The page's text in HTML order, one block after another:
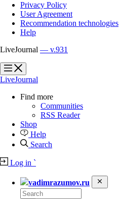
Privacy Policy
User Agreement
Recommendation technologies
Help
LiveJournal — v.931
?
?
LiveJournal
Find more
Communities
RSS Reader
Shop
Help
Search
Log in `
vadimrazumov.ru